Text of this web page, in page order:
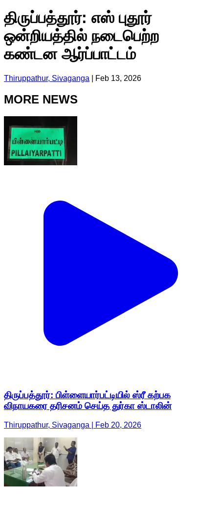
திருப்பத்தூர்: எஸ் புதூர்
ஒன்றியத்தில் நடைபெற்ற
கண்டன ஆர்ப்பாட்டம்
Thiruppathur, Sivaganga Feb 13, 2026
MORE NEWS
திருப்பத்தூர்: பிள்ளையார்பட்டியில் ஸ்ரீ கற்பக
விநாயகரை தரிசனம் செய்த துர்கா ஸ்டாலின்
Thiruppathur, Sivaganga | Feb 20, 2026